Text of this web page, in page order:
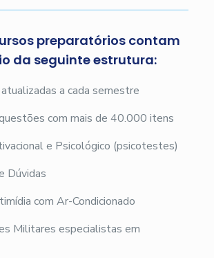
preparatórios contam
da seguinte estrutura:
a cada semestre
com mais de 40.000 itens
e Psicológico (psicotestes)
Dúvidas
com Ar-Condicionado
Militares especialistas em